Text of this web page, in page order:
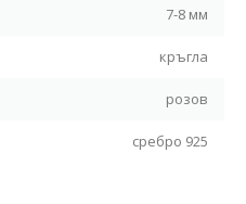
7-8 мм
кръгла
розов
сребро 925